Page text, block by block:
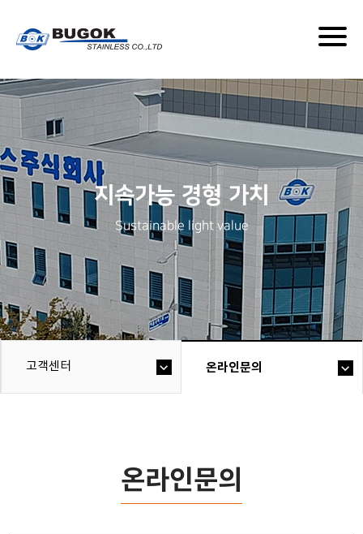
지속가능 경형 가치
Sustainable light value
고객센터 온라인문의
온라인문의